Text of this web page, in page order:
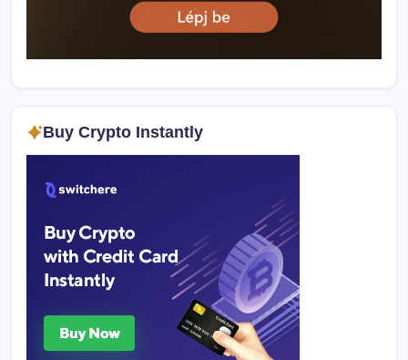
Buy Crypto Instantly